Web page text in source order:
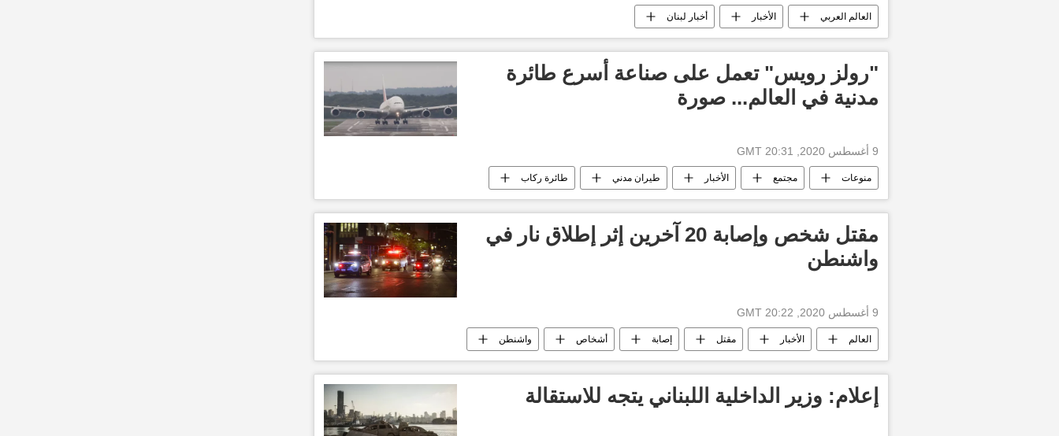
العالم العربي الأخبار أخبار لبنان
"رولز رويس" تعمل على صناعة أسرع طائرة
مدنية في العالم... صورة
9 أغسطس 2020, 20:31 GMT
منوعات مجتمع الأخبار طيران مدني طائرة ركاب
مقتل شخص وإصابة 20 آخرين إثر إطلاق نار في
واشنطن
9 أغسطس 2020, 20:22 GMT
العالم الأخبار مقتل إصابة أشخاص واشنطن
إعلام: وزير الداخلية اللبناني يتجه للاستقالة